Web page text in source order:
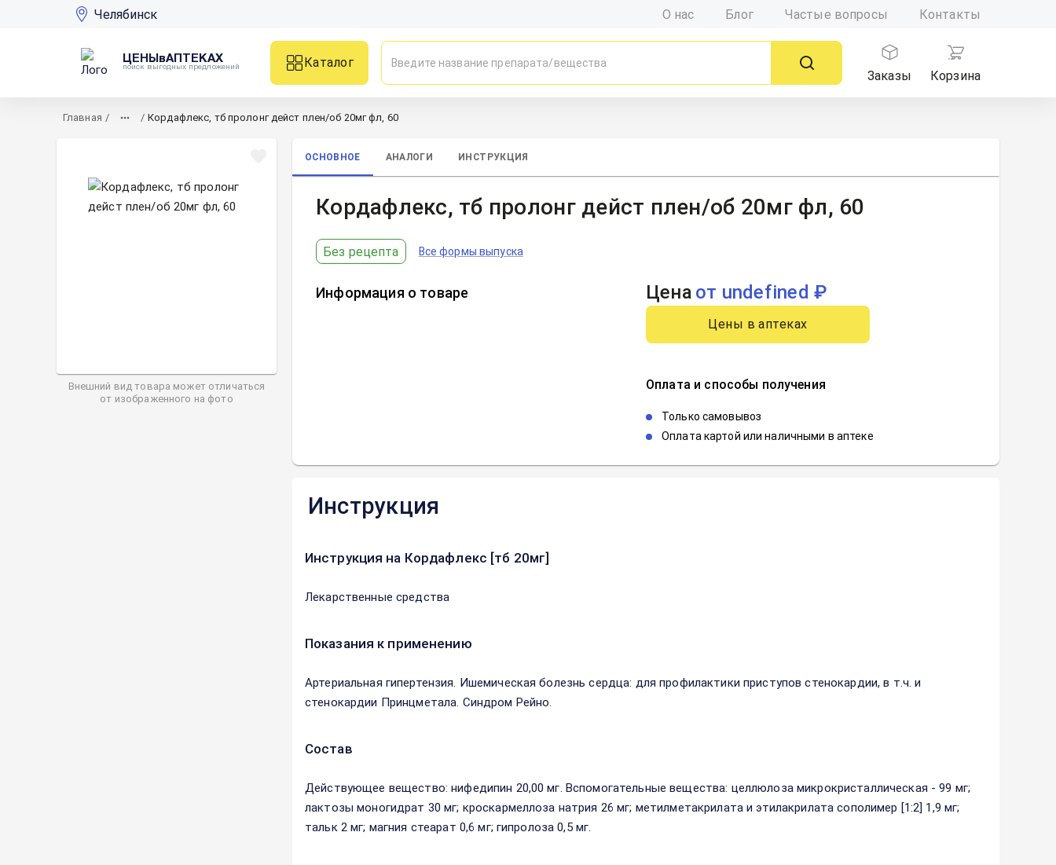
Челябинск О нас Блог Частые вопросы Контакты
ЦЕНЫвАПТЕКАХ
поиск выгодных предложений
Каталог
Заказы
Корзина
Главная / / Кордафлекс, тб пролонг дейст плен/об 20мг фл, 60
Внешний вид товара может отличаться
от изображенного на фото
ОСНОВНОЕ АНАЛОГИ ИНСТРУКЦИЯ
Кордафлекс, тб пролонг дейст плен/об 20мг фл, 60
Без рецепта Все формы выпуска
Информация о товаре Цена от undefined ₽
Цены в аптеках
Оплата и способы получения
Только самовывоз
Оплата картой или наличными в аптеке
Инструкция
Инструкция на Кордафлекс [тб 20мг]
Лекарственные средства
Показания к применению
Артериальная гипертензия. Ишемическая болезнь сердца: для профилактики приступов стенокардии, в т.ч. и
стенокардии Принцметала. Синдром Рейно.
Состав
Действующее вещество: нифедипин 20,00 мг. Вспомогательные вещества: целлюлоза микрокристаллическая - 99 мг;
лактозы моногидрат 30 мг; кроскармеллоза натрия 26 мг; метилметакрилата и этилакрилата сополимер [1:2] 1,9 мг;
тальк 2 мг; магния стеарат 0,6 мг; гипролоза 0,5 мг.